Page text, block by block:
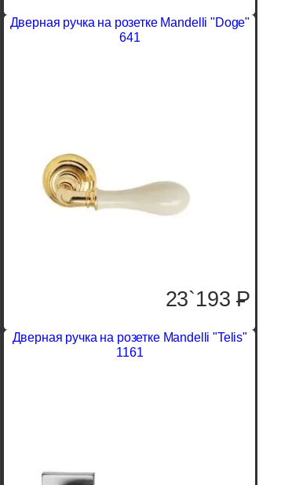
Дверная ручка на розетке Mandelli "Doge"
641
23`193P
Дверная ручка на розетке Mandelli "Telis"
1161